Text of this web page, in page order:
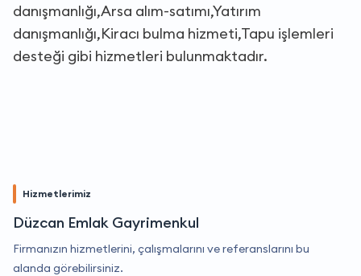
danışmanlığı,Arsa alım-satımı,Yatırım
danışmanlığı,Kiracı bulma hizmeti,Tapu işlemleri
desteği gibi hizmetleri bulunmaktadır.
Hizmetlerimiz
Düzcan Emlak Gayrimenkul
Firmanızın hizmetlerini, çalışmalarını ve referanslarını bu
alanda görebilirsiniz.